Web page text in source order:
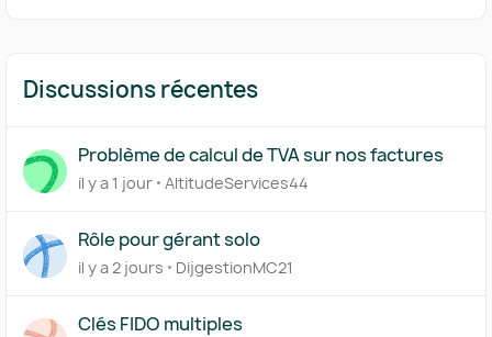
Discussions récentes
Problème de calcul de TVA sur nos factures
il y a 1 jour AltitudeServices44
Rôle pour gérant solo
il y a 2 jours DijgestionMC21
Clés FIDO multiples